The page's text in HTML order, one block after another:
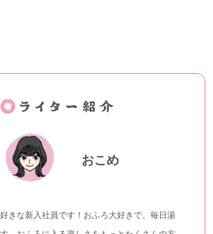
おこめ
きな新入社員です！おふろ大好きで、毎日湯